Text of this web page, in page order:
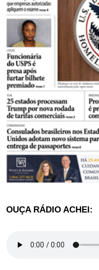
OUÇA RÁDIO ACHEI: